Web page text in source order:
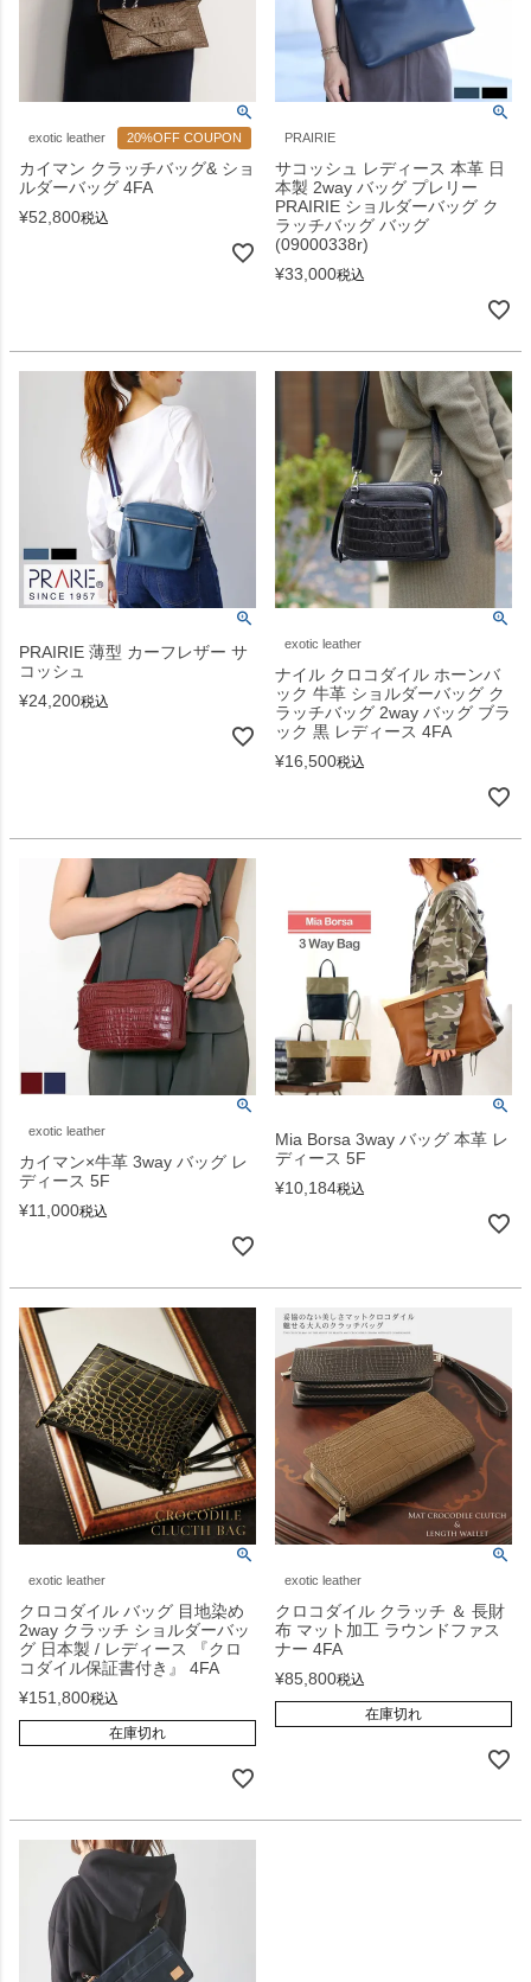
exotic leather 20%OFF COUPON
カイマン クラッチバッグ& ショ
ルダーバッグ 4FA
¥52,800税込
PRAIRIE
サコッシュ レディース 本革 日
本製 2way バッグ プレリー
PRAIRIE ショルダーバッグ ク
ラッチバッグ バッグ
(09000338r)
¥33,000税込
PRAIRIE 薄型 カーフレザー サ
コッシュ
¥24,200税込
exotic leather
ナイル クロコダイル ホーンバ
ック 牛革 ショルダーバッグ ク
ラッチバッグ 2way バッグ ブラ
ック 黒 レディース 4FA
¥16,500税込
exotic leather
カイマン×牛革 3way バッグ レ
ディース 5F
¥11,000税込
Mia Borsa 3way バッグ 本革 レ
ディース 5F
¥10,184税込
exotic leather
クロコダイル バッグ 目地染め
2way クラッチ ショルダーバッ
グ 日本製 / レディース 『クロ
コダイル保証書付き』 4FA
¥151,800税込
在庫切れ
exotic leather
クロコダイル クラッチ ＆ 長財
布 マット加工 ラウンドファス
ナー 4FA
¥85,800税込
在庫切れ